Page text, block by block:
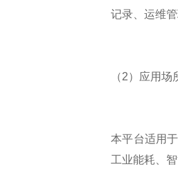
记录、运维
（2）应用场
本平台适用
工业能耗、